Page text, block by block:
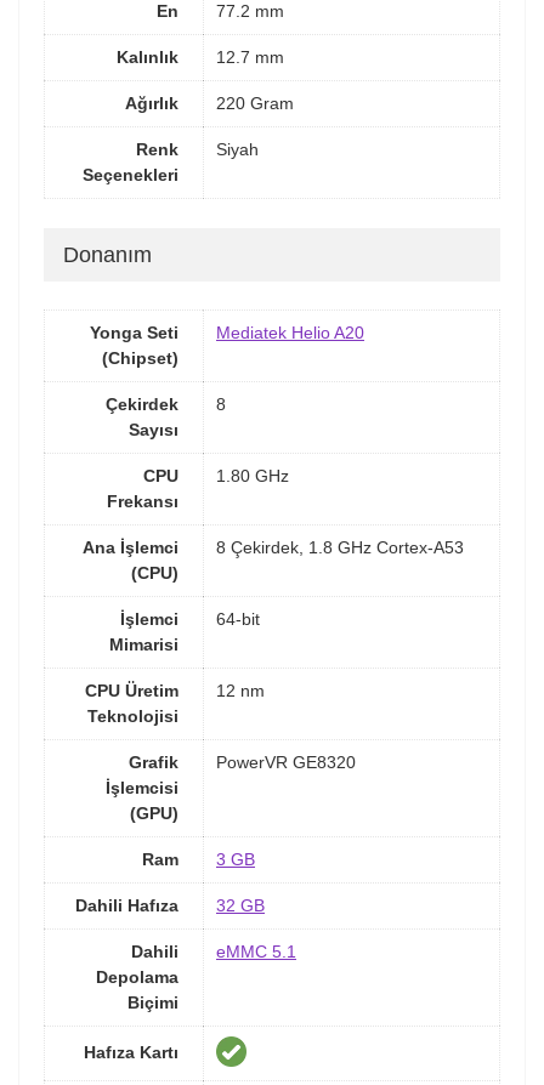
En 77.2 mm
Kalınlık 12.7 mm
Ağırlık 220 Gram
Renk
Seçenekleri
Siyah
Donanım
Yonga Seti
(Chipset)
Mediatek Helio A20
Çekirdek
Sayısı
8
CPU
Frekansı
1.80 GHz
Ana İşlemci
(CPU)
8 Çekirdek, 1.8 GHz Cortex-A53
İşlemci
Mimarisi
64-bit
CPU Üretim
Teknolojisi
12 nm
Grafik
İşlemcisi
(GPU)
PowerVR GE8320
Ram 3 GB
Dahili Hafıza 32 GB
Dahili
Depolama
Biçimi
eMMC 5.1
Hafıza Kartı